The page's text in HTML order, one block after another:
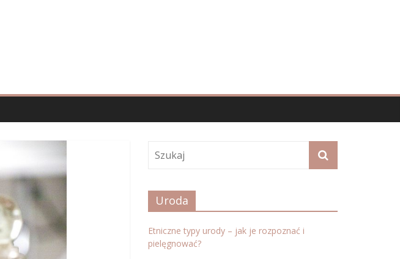
Uroda
Etniczne typy urody – jak je rozpoznać i
pielęgnować?